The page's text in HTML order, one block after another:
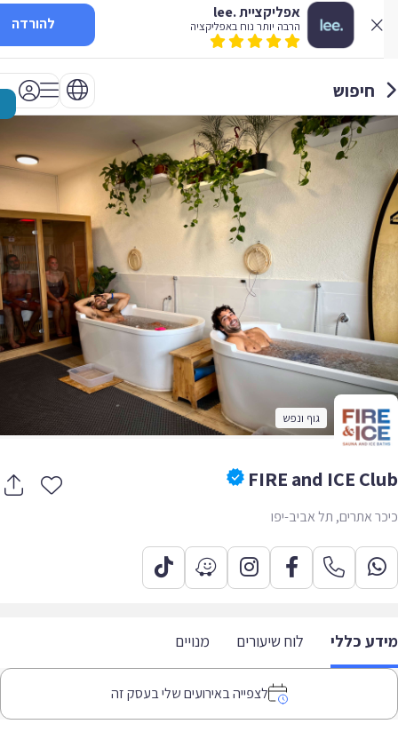
אפליקציית .lee
הרבה יותר נוח באפליקציה להורדה
חיפוש
גוף ונפש
FIRE and ICE
אתרים, תל אביב-יפו
כללי לוח שיעורים מנויים
לצפייה באירועים שלי בעסק זה